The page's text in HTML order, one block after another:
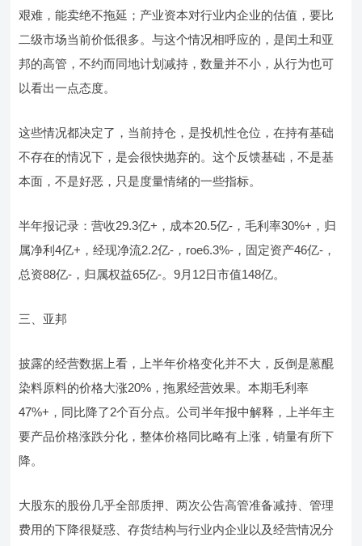
艰难，能卖绝不拖延；产业资本对行业内企业的估值，要比
二级市场当前价低很多。与这个情况相呼应的，是闰土和亚
邦的高管，不约而同地计划减持，数量并不小，从行为也可
以看出一点态度。
这些情况都决定了，当前持仓，是投机性仓位，在持有基础
不存在的情况下，是会很快抛弃的。这个反馈基础，不是基
本面，不是好恶，只是度量情绪的一些指标。
半年报记录：营收29.3亿+，成本20.5亿-，毛利率30%+，归
属净利4亿+，经现净流2.2亿-，roe6.3%-，固定资产46亿-，
总资88亿-，归属权益65亿-。9月12日市值148亿。
三、亚邦
披露的经营数据上看，上半年价格变化并不大，反倒是蒽醌
染料原料的价格大涨20%，拖累经营效果。本期毛利率
47%+，同比降了2个百分点。公司半年报中解释，上半年主
要产品价格涨跌分化，整体价格同比略有上涨，销量有所下
降。
大股东的股份几乎全部质押、两次公告高管准备减持、管理
费用的下降很疑惑、存货结构与行业内企业以及经营情况分